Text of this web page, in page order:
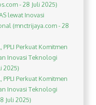
- 28 Juli 2025)
lewat Inovasi
(mnctrijaya.com - 28
Perkuat Komitmen
Inovasi Teknologi
2025)
Perkuat Komitmen
Inovasi Teknologi
Juli 2025)